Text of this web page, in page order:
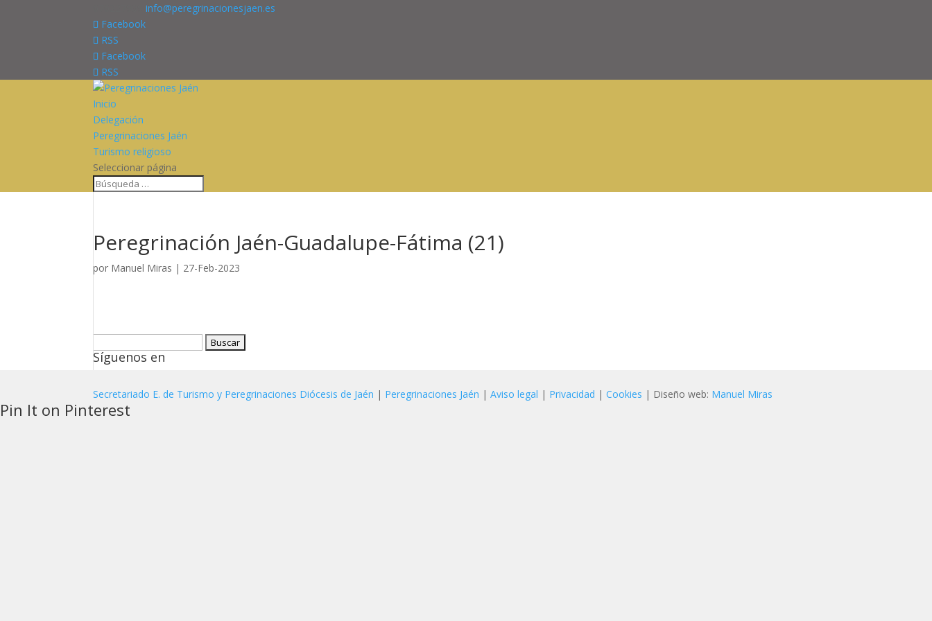
info@peregrinacionesjaen.es
Facebook
RSS
Facebook
RSS
Inicio
Delegación
Peregrinaciones Jaén
Turismo religioso
Seleccionar página
Peregrinación Jaén-Guadalupe-Fátima (21)
por Manuel Miras | 27-Feb-2023
Síguenos en
Secretariado E. de Turismo y Peregrinaciones Diócesis de Jaén | Peregrinaciones Jaén |Aviso legal | Privacidad |Cookies | Diseño web: Manuel Miras
Pin It on Pinterest